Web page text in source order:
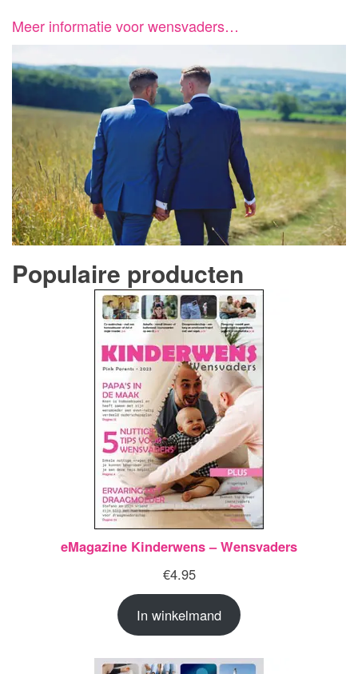
Meer informatie voor wensvaders…
Populaire producten
eMagazine Kinderwens – Wensvaders
€4.95
In winkelmand